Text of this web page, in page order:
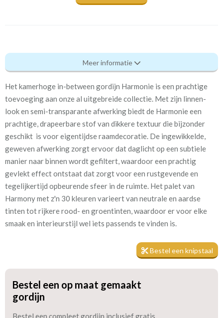
Pt_7239-419 Harmony jaffa
Eigenschappen gordijnstof
Artikelnummer Pt_7239-419 Harmony jaffa
Kamerhoog 300 cm
Mate van verduistering:
Geen (voering optioneel
tijdens bestelproces)
Meestal eerder, maar houd
rekening met
circa 2-3 weken
Materiaal: Polyester
Ondanks dat het een in-between gordijn is, is de stof dicht
genoeg geweven zodat het zelfs gevoerd kan worden voor extra
isolatie en verduistering. Tijdens het bestelproces kun je de
Meer informatie
Het kamerhoge in-between gordijn Harmonie is een prachtige
toevoeging aan onze al uitgebreide collectie. Met zijn linnen-
look en semi-transparante afwerking biedt de Harmonie een
prachtige, drapeerbare stof van dikkere textuur die bijzonder
geschikt is voor eigentijdse raamdecoratie. De ingewikkelde,
geweven afwerking zorgt ervoor dat daglicht op een subtiele
manier naar binnen wordt gefiltert, waardoor een prachtig
gevlekt effect ontstaat dat zorgt voor een rustgevende en
tegelijkertijd opbeurende sfeer in de ruimte. Het palet van
Harmony met z'n 30 kleuren varieert van neutrale en aardse
tinten tot rijkere rood- en groentinten, waardoor er voor elke
smaak en interieurstijl wel iets passends te vinden is.
Bestel een knipstaal
Bestel een op maat gemaakt
gordijn
Bestel een compleet gordijn inclusief gratis